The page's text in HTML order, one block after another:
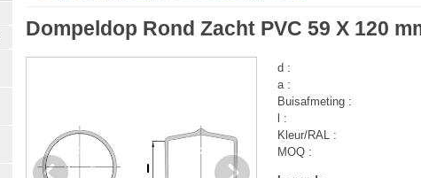
Dompeldop Rond Zacht PVC 59 X 120
d :
a :
Buisafmeting :
l :
Kleur/RAL :
MOQ :